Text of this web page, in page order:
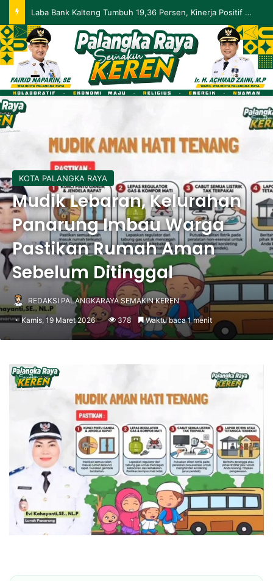
Palangka Raya Perluas Digitalisasi Perlindungan Sosial, Perkuat Akurasi Data dan Penyaluran Bansos
KOTA PALANGKA RAYA
Mudik Lebaran, Kelurahan
Panarung Imbau Warga
Pastikan Rumah Aman
Sebelum Ditinggal
REDAKSI PALANGKARAYA SEMAKIN KEREN
Kamis, 19 Maret 2026 378 Waktu baca 1 menit